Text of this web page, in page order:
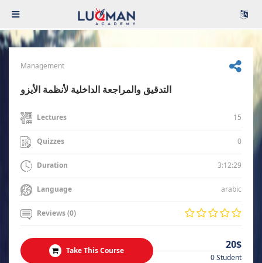
Management
التدقيق والمراجعة الداخلية لأنظمة الأيزو
Lectures 15
Quizzes 0
Duration 3:12:29
Language arabic
Reviews (0)
Take This Course 20$
0 Student